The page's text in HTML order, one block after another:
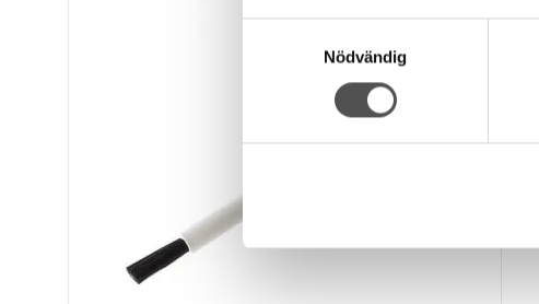
Nödvändig